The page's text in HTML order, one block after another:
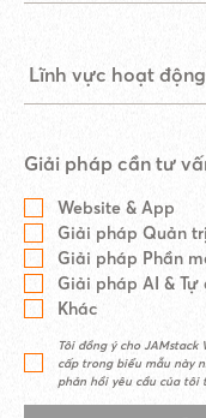
Giải pháp cần tư
Website & App
Giải pháp Quản
Giải pháp Phần
Giải pháp AI & Tự
Khác
Tôi đồng ý cho
cấp trong biểu mẫu này
phản hồi yêu cầu của tôi